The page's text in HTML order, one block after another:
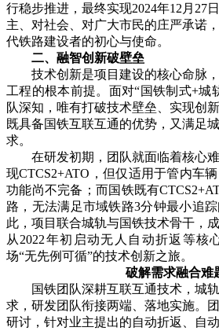
行稳步推进，最终实现2024年12月27
主、对社会、对广大市民的庄严承诺
代铁路建设者的初心与使命。
二、融智创新破壁垒
技术创新是项目建设的核心命脉，
工程的根本前提。面对“国铁制式+城
队深知，唯有打破技术壁垒、实现创
既具备国铁互联互通的优势，又满足
求。
在研发初期，团队就面临着核心难
现CTCS2+ATO，但仅适用于管内车
功能尚不完备；而国铁既有
路，无法满足市域铁路3分钟最小追
此，项目联合城轨与国铁技术骨干，
从2022年初启动无人自动折返等核
场“无先例可循”的技术创新之旅。
破解需求融合难
国铁团队深耕互联互通技术，城轨
求，研发团队衔接两端、落地实施。
研讨，针对业主提出的自动折返、自